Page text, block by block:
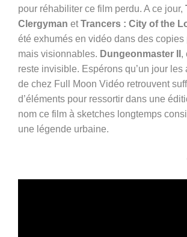
pour réhabiliter ce film perdu. A ce jour,
Clergyman etTrancers : City of the
été exhumés en vidéo dans des copies
mais visionnables. Dungeonmaster II ,
reste invisible. Espérons qu’un jour les
de chez Full Moon Vidéo retrouvent
d’éléments pour ressortir dans une
nom ce film à sketches longtemps
une légende urbaine.